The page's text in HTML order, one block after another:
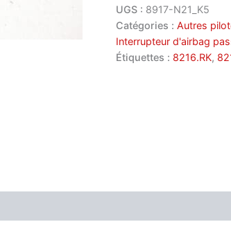
Peugeot
8610A054
8216RK
contacteur
airbag
UGS : 8917-N21_K5
Catégories : Autres
Interrupteur d'airbag
Étiquettes : 8216.RK,